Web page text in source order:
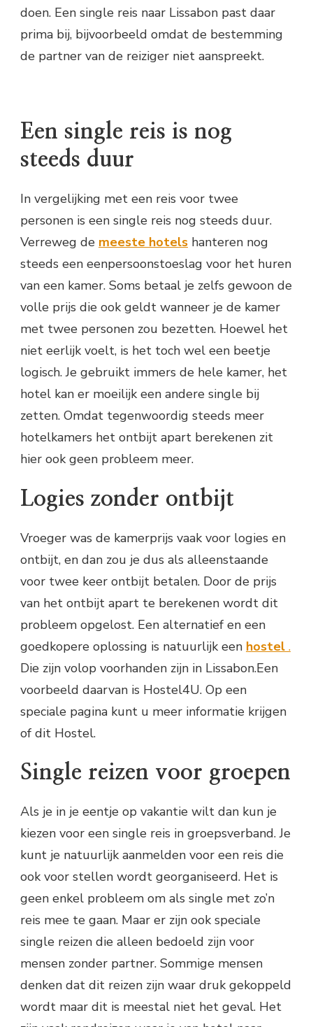
doen. Een single reis naar Lissabon past daar
prima bij, bijvoorbeeld omdat de bestemming
de partner van de reiziger niet aanspreekt.
Een single reis is nog
steeds duur
In vergelijking met een reis voor twee
personen is een single reis nog steeds duur.
Verreweg de meeste hotels hanteren nog
steeds een eenpersoonstoeslag voor het huren
van een kamer. Soms betaal je zelfs gewoon de
volle prijs die ook geldt wanneer je de kamer
met twee personen zou bezetten. Hoewel het
niet eerlijk voelt, is het toch wel een beetje
logisch. Je gebruikt immers de hele kamer, het
hotel kan er moeilijk een andere single bij
zetten. Omdat tegenwoordig steeds meer
hotelkamers het ontbijt apart berekenen zit
hier ook geen probleem meer.
Logies zonder ontbijt
Vroeger was de kamerprijs vaak voor logies en
ontbijt, en dan zou je dus als alleenstaande
voor twee keer ontbijt betalen. Door de prijs
van het ontbijt apart te berekenen wordt dit
probleem opgelost. Een alternatief en een
goedkopere oplossing is natuurlijk een hostel .
Die zijn volop voorhanden zijn in Lissabon.Een
voorbeeld daarvan is Hostel4U. Op een
speciale pagina kunt u meer informatie krijgen
of dit Hostel.
Single reizen voor groepen
Als je in je eentje op vakantie wilt dan kun je
kiezen voor een single reis in groepsverband. Je
kunt je natuurlijk aanmelden voor een reis die
ook voor stellen wordt georganiseerd. Het is
geen enkel probleem om als single met zo’n
reis mee te gaan. Maar er zijn ook speciale
single reizen die alleen bedoeld zijn voor
mensen zonder partner. Sommige mensen
denken dat dit reizen zijn waar druk gekoppeld
wordt maar dit is meestal niet het geval. Het